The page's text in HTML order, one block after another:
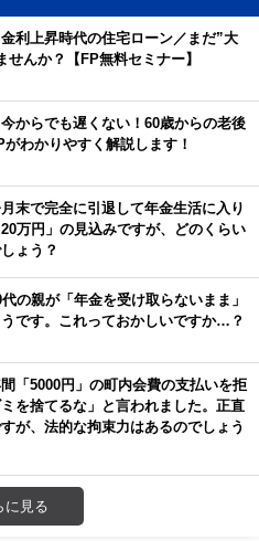
利上昇時代の住宅ローン／まだ”大
せんか？【FP無料セミナー】
今からでも遅くない！60歳からの老後
わかりやすく解説します！
月末で完全に引退して年金生活に入り
万円」の見込みですが、どのくらい
ょう？
代の親が「年金を受け取らないまま」
です。これっておかしいですか…？
間「5000円」の町内会費の支払いを拒
を捨てるな」と言われました。正直
が、法的な拘束力はあるのでしょう
に見る